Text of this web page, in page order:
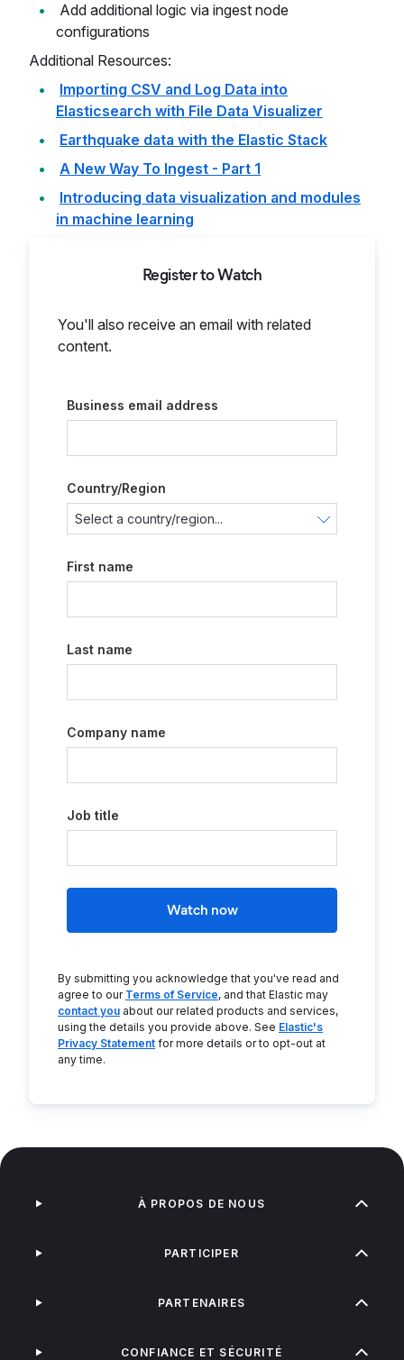
Add additional logic via ingest node
configurations
Additional Resources:
Importing CSV and Log Data into
Elasticsearch with File Data Visualizer
Earthquake data with the Elastic Stack
A New Way To Ingest - Part 1
Introducing data visualization and modules
in machine learning
Register to Watch
You'll also receive an email with related
content.
Business email address
Country/Region
First name
Last name
Company name
Job title
Watch now
By submitting you acknowledge that you've read and
agree to our Terms of Service, and that Elastic may
contact you about our related products and services,
using the details you provide above. See Elastic's
Privacy Statement for more details or to opt-out at
any time.
À PROPOS DE NOUS
PARTICIPER
PARTENAIRES
CONFIANCE ET SÉCURITÉ